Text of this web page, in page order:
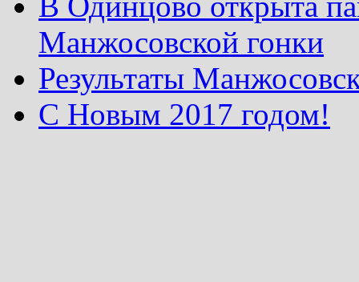
Манжосовской гонки
Результаты
С Новым 2017 годом!